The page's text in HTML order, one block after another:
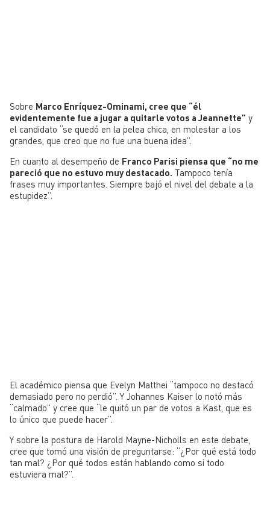
Sobre Marco Enríquez-Ominami, cree que “él
evidentemente fue a jugar a quitarle votos a Jeannette” y
el candidato “se quedó en la pelea chica, en molestar a los
grandes, que creo que no fue una buena idea”.
En cuanto al desempeño de Franco Parisi piensa que “no me
pareció que no estuvo muy destacado. Tampoco tenía
frases muy importantes. Siempre bajó el nivel del debate a la
estupidez”.
El académico piensa que Evelyn Matthei “tampoco no destacó
demasiado pero no perdió”. Y Johannes Kaiser lo notó más
“calmado” y cree que “le quitó un par de votos a Kast , que es
lo único que puede hacer”.
Y sobre la postura de Harold Mayne-Nicholls en este debate,
cree que tomó una visión de preguntarse: “¿Por qué está todo
tan mal? ¿Por qué todos están hablando como si todo
estuviera mal?”.